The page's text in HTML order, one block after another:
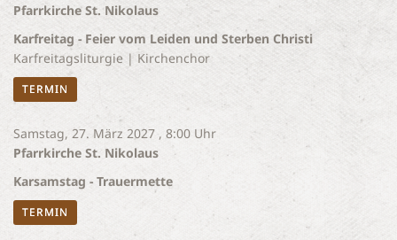
Pfarrkirche St. Nikolaus
Karfreitag - Feier vom Leiden und Sterben Christi
Karfreitagsliturgie | Kirchenchor
TERMIN
Samstag, 27. März 2027 , 8:00 Uhr
Pfarrkirche St. Nikolaus
Karsamstag - Trauermette
TERMIN